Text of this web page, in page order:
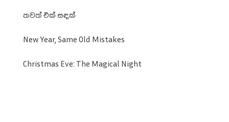
තවත් එක් සඳක්
New Year, Same Old Mistakes
Christmas Eve: The Magical Night